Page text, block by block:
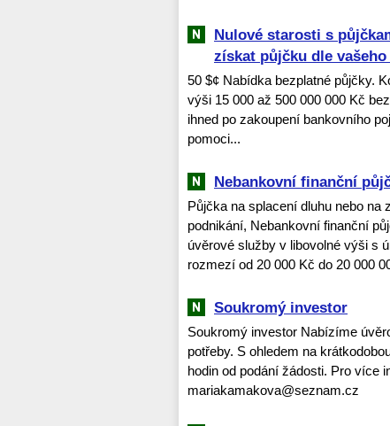
Nulové starosti s
získat půjčku dle vašeho
50 $¢ Nabídka bezplatné půjčky.
výši 15 000 až 500 000 000 Kč
ihned po zakoupení bankovního
pomoci...
Nebankovní finanční
Půjčka na splacení dluhu nebo na
podnikání, Nebankovní finanční
úvěrové služby v libovolné výši s
rozmezí od 20 000 Kč do 20 000
Soukromý investor
Soukromý investor Nabízíme
potřeby. S ohledem na
hodin od podání žádosti. Pro více
mariakamakova@seznam.cz